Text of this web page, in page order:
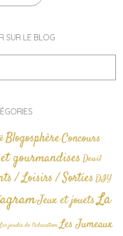
SUR LE BLOG
BlogosphèreConcours
gourmandises Deuil
/ Loisirs / SortiesDIY
Jeux et jouetsLa
jeudis de l'éducation Les Jumeaux